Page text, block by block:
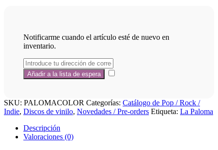
Notificarme cuando el artículo esté de nuevo en
inventario.
SKU: PALOMACOLOR Categorías: Catálogo de Pop / Rock /
Indie, Discos de vinilo, Novedades / Pre-orders Etiqueta: La Paloma
Descripción
Valoraciones (0)